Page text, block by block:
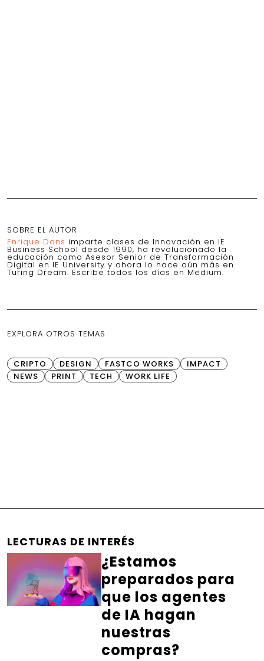
SOBRE EL AUTOR
Enrique Dans imparte clases de Innovación en IE
Business School desde 1990, ha revolucionado la
educación como Asesor Senior de Transformación
Digital en IE University y ahora lo hace aún más en
Turing Dream. Escribe todos los días en Medium.
EXPLORA OTROS TEMAS
CRIPTO DESIGN FASTCO WORKS
IMPACT
NEWS
PRINT TECH WORK LIFE
LECTURAS DE INTERÉS
¿Estamos
preparados para
que los agentes
de IA hagan
nuestras
compras?